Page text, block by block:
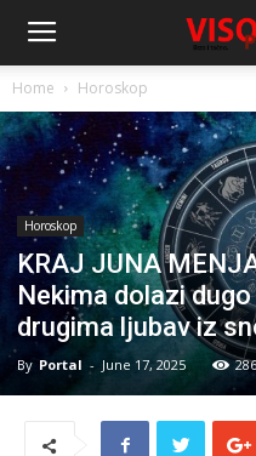
Home Horoskop
Horoskop
KRAJ JUNA
Nekima dolazi
drugima ljubav iz
By Portal - June 17, 2025